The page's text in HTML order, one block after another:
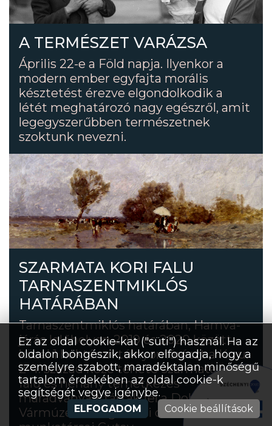
A TERMÉSZET VARÁZSA
Április 22-e a Föld napja. Ilyenkor a
modern ember egyfajta morális
késztetést érezve elgondolkodik a
létét meghatározó nagy egészről, amit
legegyszerűbben természetnek
szoktunk nevezni.
SZARMATA KORI FALU
TARNASZENTMIKLÓS
HATÁRÁBAN
Tarnaszentmiklós határában, Hamva-
járás lelőhelyen 2019 és 2020 között
közel 1 hektáron túlnyomórészt a Kr. u.
2-4. század közé tehető szarmata kori
falu és néhány temetkezés
maradványait tárták fel a Dobó István
Vármúzeum régészeti osztályának
Ez az oldal cookie-kat ("süti") használ. Ha az
oldalon böngészik, akkor elfogadja, hogy a
személyre szabott, maradéktalan minőségű
tartalom érdekében az oldal cookie-k
segítségét vegye igénybe.
Cookie beállítások
ELFOGADOM